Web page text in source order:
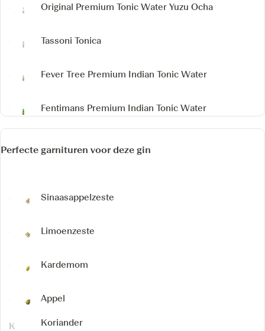
Original Premium Tonic Water Yuzu Ocha
Tassoni Tonica
Fever Tree Premium Indian Tonic Water
Fentimans Premium Indian Tonic Water
Perfecte garnituren voor deze gin
Sinaasappelzeste
Limoenzeste
Kardemom
Appel
Koriander